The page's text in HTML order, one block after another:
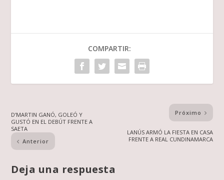
COMPARTIR:
D’MARTIN GANÓ, GOLEÓ Y
GUSTÓ EN EL DEBÚT FRENTE A
SAETA
Anterior
Próximo
LANÚS ARMÓ LA FIESTA EN CASA
FRENTE A REAL CUNDINAMARCA
Deja una respuesta